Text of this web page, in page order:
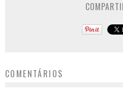
COMENTÁRIOS